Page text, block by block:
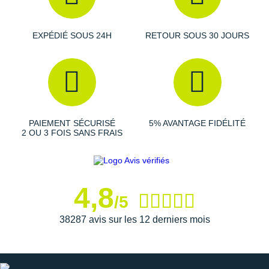
Semelle intérieure amovible Ortholite MR
: amorti,
Modèle végan
Poids constaté chez i-Ru
: 305 g en taille 42
Coloris
: noir, jaune et rouge
Découvrez le laçage Boa Fit System
Les autres produits La Sportiva
EXPÉDIÉ SOUS 24H RETOUR SOUS 30 JOURS
PAIEMENT SÉCURISÉ
2 OU 3 FOIS SANS FRAIS
5% AVANTAGE FIDÉLITÉ
4,8/5
38287 avis sur les 12 derniers mois